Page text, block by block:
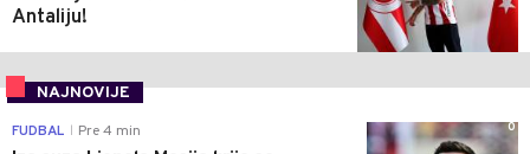
Antaliju!
NAJNOVIJE
0
FUDBAL Pre 4 min